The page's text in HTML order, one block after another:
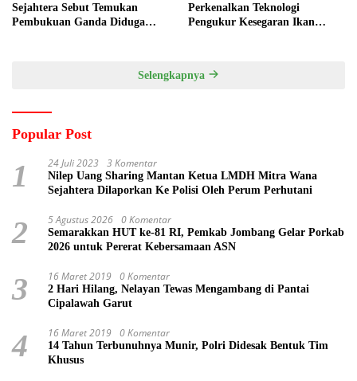
Sejahtera Sebut Temukan
Pembukuan Ganda Diduga
Perkenalkan Teknologi
Pengukur Kesegaran Ikan
Selengkapnya
Popular Post
1 24 Juli 2023 3 Komentar
Nilep Uang Sharing Mantan Ketua LMDH Mitra Wana
Sejahtera Dilaporkan Ke Polisi Oleh Perum Perhutani
2 5 Agustus 2026 0 Komentar
Semarakkan HUT ke-81 RI, Pemkab Jombang Gelar Porkab
2026 untuk Pererat Kebersamaan ASN
3 16 Maret 2019 0 Komentar
2 Hari Hilang, Nelayan Tewas Mengambang di Pantai
Cipalawah Garut
4 16 Maret 2019 0 Komentar
14 Tahun Terbunuhnya Munir, Polri Didesak Bentuk Tim
Khusus